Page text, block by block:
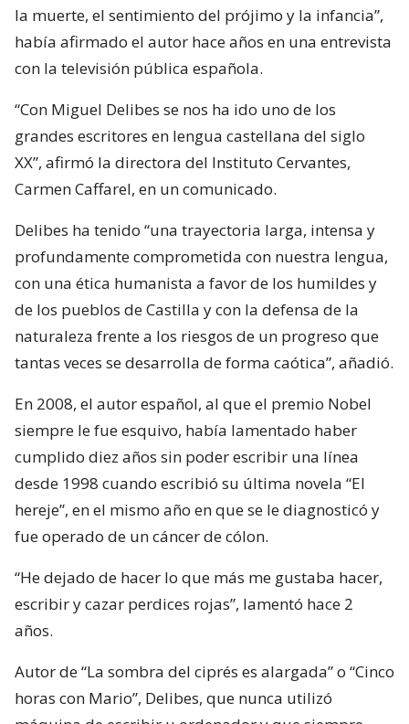
la muerte, el sentimiento del prójimo y la infancia”,
había afirmado el autor hace años en una entrevista
con la televisión pública española.
“Con Miguel Delibes se nos ha ido uno de los
grandes escritores en lengua castellana del siglo
XX”, afirmó la directora del Instituto Cervantes,
Carmen Caffarel, en un comunicado.
Delibes ha tenido “una trayectoria larga, intensa y
profundamente comprometida con nuestra lengua,
con una ética humanista a favor de los humildes y
de los pueblos de Castilla y con la defensa de la
naturaleza frente a los riesgos de un progreso que
tantas veces se desarrolla de forma caótica”, añadió.
En 2008, el autor español, al que el premio Nobel
siempre le fue esquivo, había lamentado haber
cumplido diez años sin poder escribir una línea
desde 1998 cuando escribió su última novela “El
hereje”, en el mismo año en que se le diagnosticó y
fue operado de un cáncer de cólon.
“He dejado de hacer lo que más me gustaba hacer,
escribir y cazar perdices rojas”, lamentó hace 2
años.
Autor de “La sombra del ciprés es alargada” o “Cinco
horas con Mario”, Delibes, que nunca utilizó